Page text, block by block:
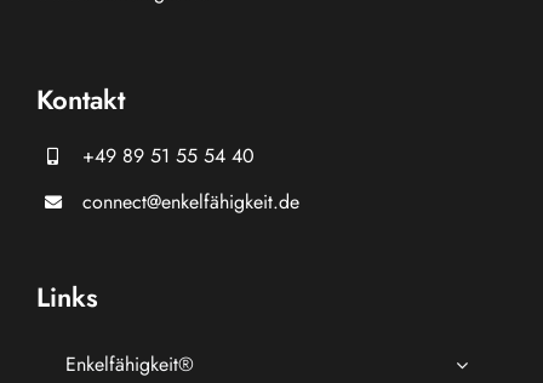
Kontakt
+49 89 51 55 54 40
connect@enkelfähigkeit.de
Links
Enkelfähigkeit®